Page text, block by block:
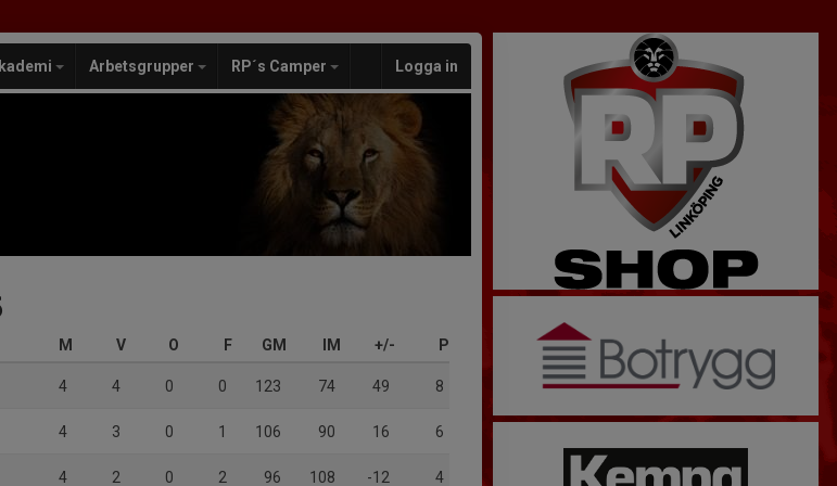
Arbetsgrupper RP´s Camper Logga in
M V O F GM IM +/- P
4 4 0 0 123 74 49 8
4 3 0 1 106 90 16 6
4 2 0 2 96 108 -12 4